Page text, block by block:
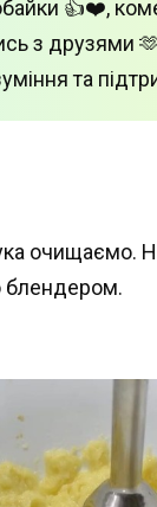
👍❤️,
з друзями
та
очищаємо.
блендером.